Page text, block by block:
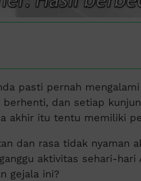
pasti pernah
dan setiap
akhir itu tentu memiliki
dan rasa tidak nyaman
aktivitas sehari-hari
gejala ini?